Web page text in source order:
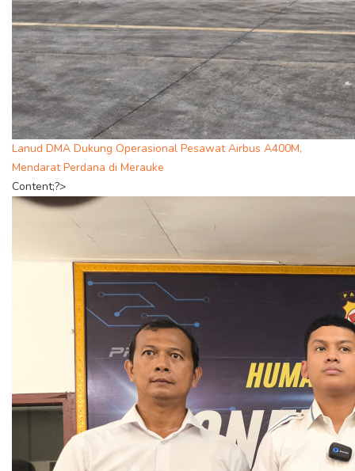
Lanud DMA Dukung Operasional Pesawat Airbus A400M,
Mendarat Perdana di Merauke
Content;?>